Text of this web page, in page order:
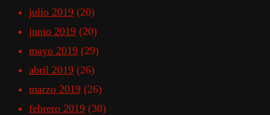
julio 2019 (20)
junio 2019 (20)
mayo 2019 (29)
abril 2019 (26)
marzo 2019 (26)
febrero 2019 (30)